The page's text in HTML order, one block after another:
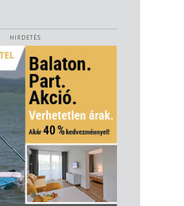
HIRDETÉS